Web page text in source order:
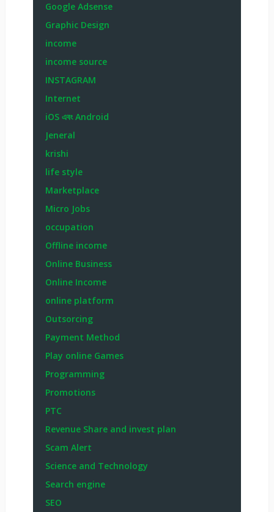
Google Adsense
Graphic Design
income
income source
INSTAGRAM
Internet
iOS এবং Android
Jeneral
krishi
life style
Marketplace
Micro Jobs
occupation
Offline income
Online Business
Online Income
online platform
Outsorcing
Payment Method
Play online Games
Programming
Promotions
PTC
Revenue Share and invest plan
Scam Alert
Science and Technology
Search engine
SEO